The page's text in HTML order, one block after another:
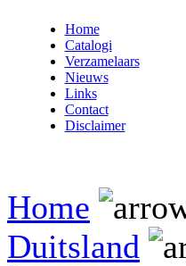
Home
Catalogi
Verzamelaars
Nieuws
Links
Contact
Disclaimer
Home
Duitsland